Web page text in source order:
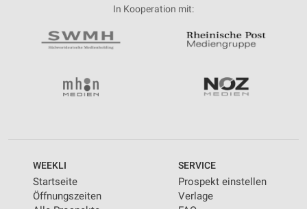
In Kooperation mit:
WEEKLI
Startseite
Öffnungszeiten
SERVICE
Prospekt einstellen
Verlage